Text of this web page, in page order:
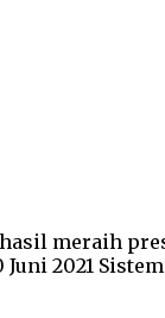
meraih
2021